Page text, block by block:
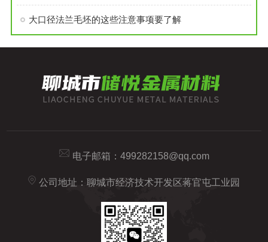
大口径法兰毛坯的这些注意事项要了解
电子邮箱： 499282158@qq.com
公司地址：聊城市经济技术开发区蒋官屯工业园